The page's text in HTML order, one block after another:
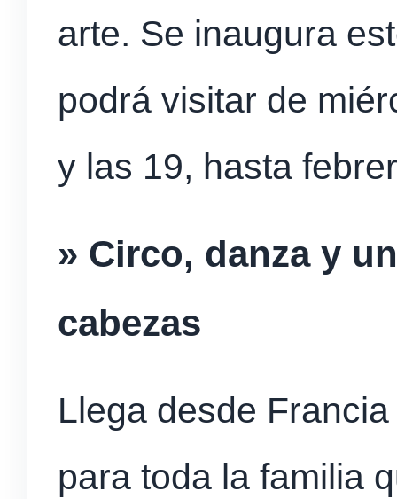
arte. Se inaugura
podrá visitar de
y las 19, hasta
» Circo, danza y
cabezas
Llega desde
para toda la familia